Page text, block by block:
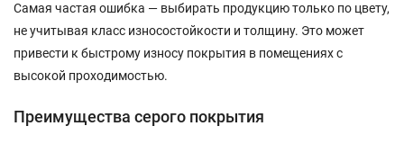
Самая частая ошибка — выбирать продукцию только по цвету,
не учитывая класс износостойкости и толщину. Это может
привести к быстрому износу покрытия в помещениях с
высокой проходимостью.
Преимущества серого покрытия